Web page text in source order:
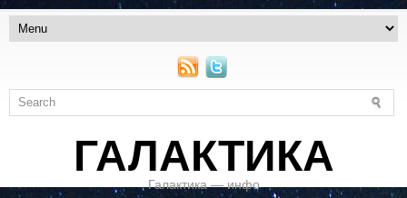
ГАЛАКТИКА
Галактика — инфо